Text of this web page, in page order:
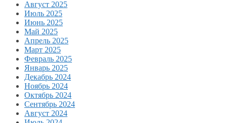
Август 2025
Июль 2025
Июнь 2025
Май 2025
Апрель 2025
Март 2025
Февраль 2025
Январь 2025
Декабрь 2024
Ноябрь 2024
Октябрь 2024
Сентябрь 2024
Август 2024